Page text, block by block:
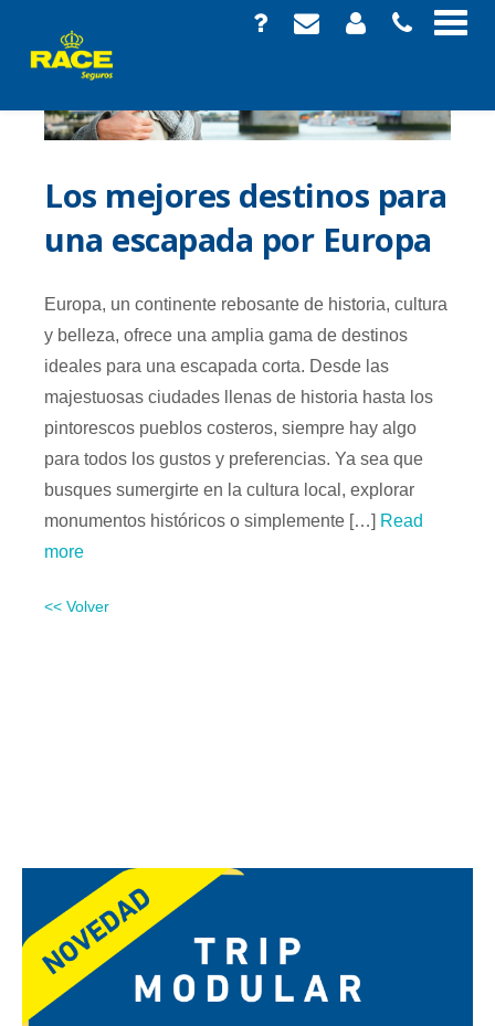
Los mejores destinos para
una escapada por Europa
Europa, un continente rebosante de historia, cultura
y belleza, ofrece una amplia gama de destinos
ideales para una escapada corta. Desde las
majestuosas ciudades llenas de historia hasta los
pintorescos pueblos costeros, siempre hay algo
para todos los gustos y preferencias. Ya sea que
busques sumergirte en la cultura local, explorar
monumentos históricos o simplemente […] Read
more
<< Volver